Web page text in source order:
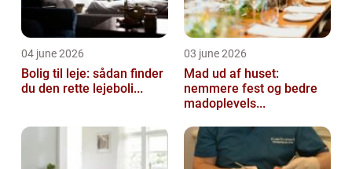
04 june 2026
Bolig til leje: sådan finder
du den rette lejeboli...
03 june 2026
Mad ud af huset:
nemmere fest og bedre
madoplevels...